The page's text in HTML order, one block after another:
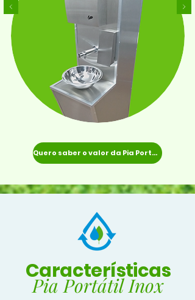
Quero saber o valor da Pia Portátil
Características
Pia Portátil Inox